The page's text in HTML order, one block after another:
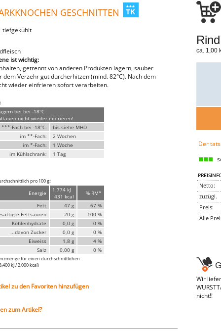
GESCHNITTEN
tiefgekühlt
ist wichtig:
getrennt von anderen Produkten lagern, sauber
dem Verzehr gut durcherhitzen (mind. 82°C). Nach dem
wieder einfrieren sofort verarbeiten.
bei bei -18°C
nicht wieder einfrieren!
Fach bei -18°C:
bis siehe MHD
im **-Fach:
2 Wochen
im *-Fach:
1 Woche
im Kühlschrank:
1 Tag
pro 100 g:
Energie
1.774 kJ
431 kcal
% RM*
Fett
47 g
67 %
Fettsäuren
20 g
100 %
Kohlenhydrate
0,0 g
0 %
...davon Zucker
0,0 g
0 %
Eiweiss
1,8 g
4 %
Salz
0,00 g 0 %
für einen durchschnittlichen
kJ / 2.000 kcal)
zu den Favoriten hinzufügen
zum Artikel?
ca. 1,00
Der
Netto:
zuzügl.
Preis:
Alle
Wir
nicht!!